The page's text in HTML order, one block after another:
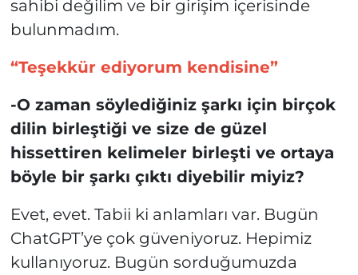
sahibi değilim ve bir girişim içerisinde
bulunmadım.
“Teşekkür ediyorum kendisine”
-O zaman söylediğiniz şarkı için birçok
dilin birleştiği ve size de güzel
hissettiren kelimeler birleşti ve ortaya
böyle bir şarkı çıktı diyebilir miyiz?
Evet, evet. Tabii ki anlamları var. Bugün
ChatGPT’ye çok güveniyoruz. Hepimiz
kullanıyoruz. Bugün sorduğumuzda